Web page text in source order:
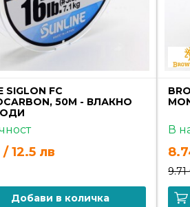
SIGLON FC
50M - ВЛАКНО
12.5 лв
Добави в количка
В